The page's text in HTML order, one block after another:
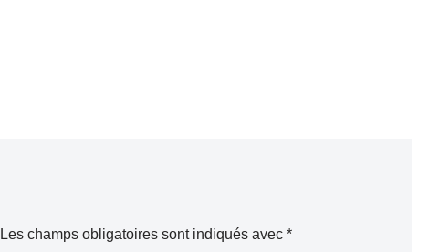
Les champs obligatoires sont indiqués avec *